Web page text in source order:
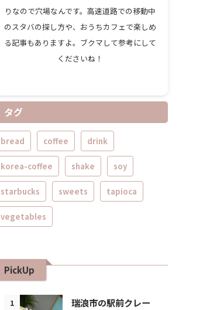
りなので穴場なんです。高速道路での移動中
のスタバの探し方や、おうちカフェで楽しめ
る記事もありますよ。ブクマして参考にして
くださいね！
タグ
bread coffee drink
korea-coffee shake soy
starbucks sweets tapioca
vegetables
PickUp
1
瑞浪市の駅前クレー